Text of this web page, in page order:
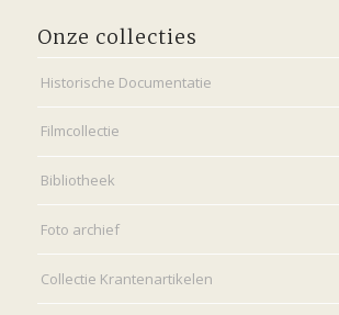
Onze collecties
Historische Documentatie
Filmcollectie
Bibliotheek
Foto archief
Collectie Krantenartikelen